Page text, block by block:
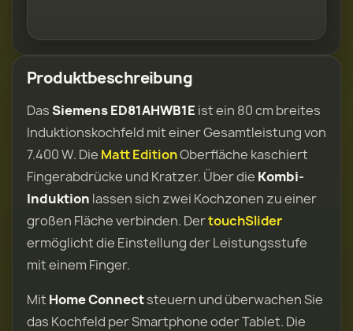
Produktbeschreibung
DasSiemens ED81AHWB1E ist ein 80 cm breites
Induktionskochfeld mit einer Gesamtleistung von
7.400 W. Die Matt EditionOberfläche kaschiert
Fingerabdrücke und Kratzer. Über die Kombi-
Induktion lassen sich zwei Kochzonen zu einer
großen Fläche verbinden. DertouchSlider
ermöglicht die Einstellung der Leistungsstufe
mit einem Finger.
Mit Home Connectsteuern und überwachen Sie
das Kochfeld per Smartphone oder Tablet. Die